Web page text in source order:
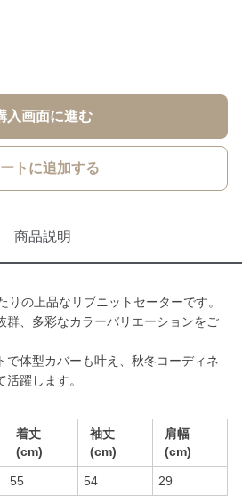
入画面に進む
トに追加する
商品説明
りの上品なリブニットセーターです。
群、多彩なカラーバリエーションをご
で体型カバーも叶え、秋冬コーディネ
躍します。
着丈
(cm)
袖丈
(cm)
肩幅
(cm)
55 54 29